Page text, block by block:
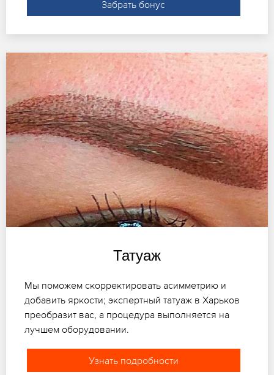
Забрать бонус
Татуаж
Мы поможем скорректировать асимметрию и
добавить яркости; экспертный татуаж в Харьков
преобразит вас, а процедура выполняется на
лучшем оборудовании.
Узнать подробности